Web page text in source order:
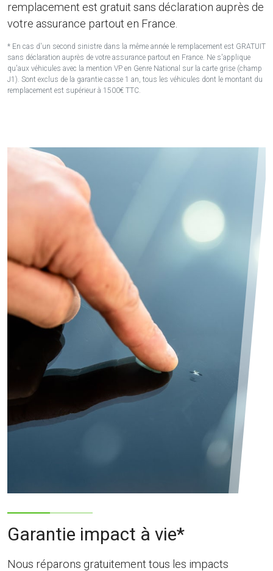
remplacement est gratuit sans déclaration auprès de
votre assurance partout en France.
* En cas d'un second sinistre dans la même année le remplacement est GRATUIT
sans déclaration auprès de votre assurance partout en France. Ne s'applique
qu'aux véhicules avec la mention VP en Genre National sur la carte grise (champ
J1). Sont exclus de la garantie casse 1 an, tous les véhicules dont le montant du
remplacement est supérieur à 1500€ TTC.
Garantie impact à vie*
Nous réparons gratuitement tous les impacts